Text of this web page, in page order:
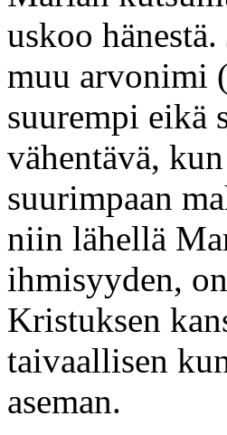
uskoo
muu arvonimi
suurempi eikä
vähentävä,
suurimpaan
niin lähellä
ihmisyyden,
Kristuksen
taivaallisen
aseman.